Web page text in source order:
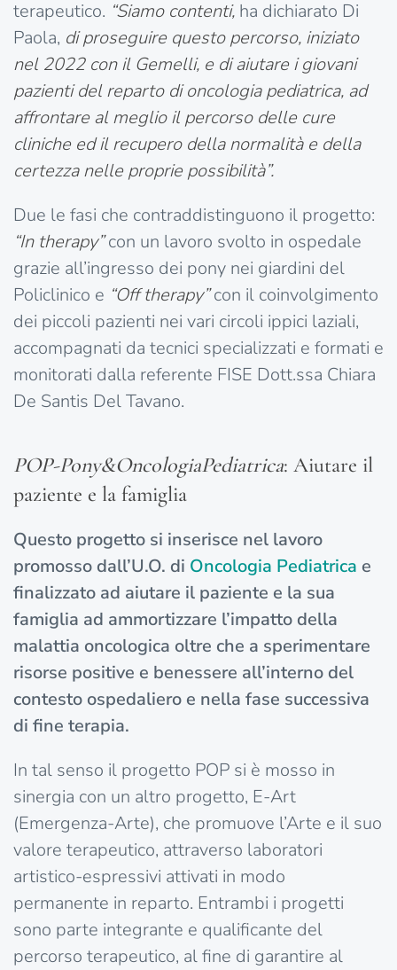
terapeutico. “Siamo contenti, ha dichiarato Di
Paola, di proseguire questo percorso, iniziato
nel 2022 con il Gemelli, e di aiutare i giovani
pazienti del reparto di oncologia pediatrica, ad
affrontare al meglio il percorso delle cure
cliniche ed il recupero della normalità e della
certezza nelle proprie possibilità”.
Due le fasi che contraddistinguono il progetto:
“In therapy”con un lavoro svolto in ospedale
grazie all’ingresso dei pony nei giardini del
Policlinico e “Off therapy”con il coinvolgimento
dei piccoli pazienti nei vari circoli ippici laziali,
accompagnati da tecnici specializzati e formati e
monitorati dalla referente FISE Dott.ssa Chiara
De Santis Del Tavano.
POP-Pony&OncologiaPediatrica: Aiutare il
paziente e la famiglia
Questo progetto si inserisce nel lavoro
promosso dall’U.O. di Oncologia Pediatrica e
finalizzato ad aiutare il paziente e la sua
famiglia ad ammortizzare l’impatto della
malattia oncologica oltre che a sperimentare
risorse positive e benessere all’interno del
contesto ospedaliero e nella fase successiva
di fine terapia.
In tal senso il progetto POP si è mosso in
sinergia con un altro progetto, E-Art
(Emergenza-Arte), che promuove l’Arte e il suo
valore terapeutico, attraverso laboratori
artistico-espressivi attivati in modo
permanente in reparto. Entrambi i progetti
sono parte integrante e qualificante del
percorso terapeutico, al fine di garantire al